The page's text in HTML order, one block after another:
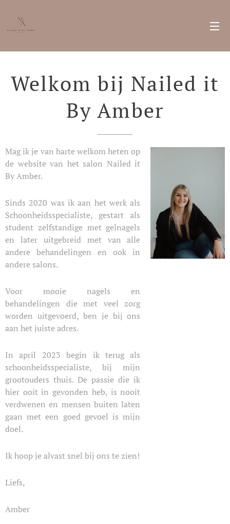
Welkom bij Nailed it
By Amber
Mag ik je van harte welkom heten op
de website van het salon Nailed it
By Amber.
Sinds 2020 was ik aan het werk als
Schoonheidsspecialiste, gestart als
student zelfstandige met gelnagels
en later uitgebreid met van alle
andere behandelingen en ook in
andere salons.
Voor mooie nagels en
behandelingen die met veel zorg
worden uitgevoerd, ben je bij ons
aan het juiste adres. ​
In april 2023 begin ik terug als
schoonheidsspecialiste, bij mijn
grootouders thuis. De passie die ik
hier ooit in gevonden heb, is nooit
verdwenen en mensen buiten laten
gaan met een goed gevoel is mijn
doel.​
Ik hoop je alvast snel bij ons te zien!
Liefs,
Amber